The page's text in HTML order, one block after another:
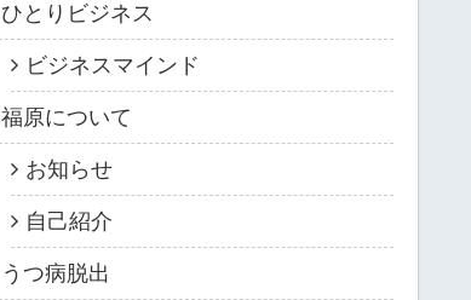
ひとりビジネス
ビジネスマインド
福原について
お知らせ
自己紹介
うつ病脱出